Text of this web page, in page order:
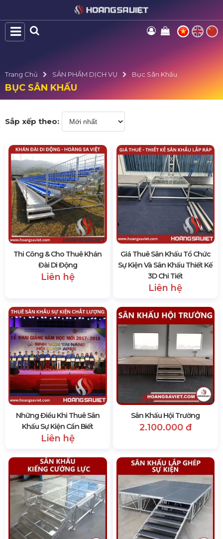
Trang Chủ SẢN PHẨM DỊCH VỤ Bục Sân Khấu
BỤC SÂN KHẤU
Sắp xếp theo:
Thi Công & Cho Thuê Khán
Đài Di Động
Liên hệ
Giá Thuê Sân Khấu Tổ Chức
Sự Kiện Và Sân Khấu Thiết Kế
3D Chi Tiết
Liên hệ
Những Điều Khi Thuê Sân
Khấu Sự Kiện Cần Biết
Liên hệ
Sân Khấu Hội Trường
2.100.000 đ